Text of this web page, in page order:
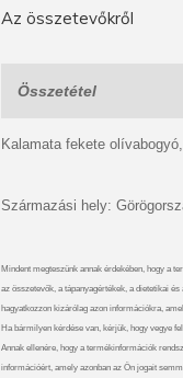
Az összetevőkről
Összetétel
Kalamata fekete
Származási hely:
Mindent megteszünk annak érdekében, hogy a
az összetevők, a tápanyagértékek, a dietetikai
hagyatkozzon kizárólag azon információkra,
Ha bármilyen kérdése van, kérjük, hogy vegye
Annak ellenére, hogy a termékinformációk
információért, amely azonban az Ön jogait